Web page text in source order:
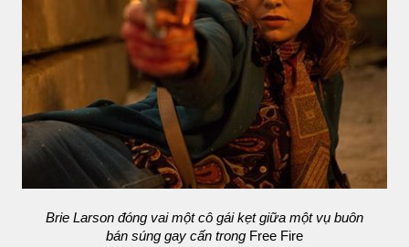
Brie Larson đóng vai một cô gái kẹt giữa một vụ buôn
bán súng gay cấn trong Free Fire